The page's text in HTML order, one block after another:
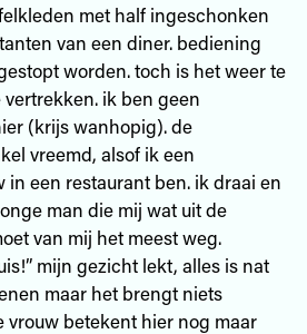
met half ingeschonken
van een diner. bediening
worden. toch is het weer te
ik ben geen
(krijs wanhopig). de
vreemd, alsof ik een
in een restaurant ben. ik draai en
man die mij wat uit de
van mij het meest weg.
mijn gezicht lekt, alles is nat
maar het brengt niets
vrouw betekent hier nog maar